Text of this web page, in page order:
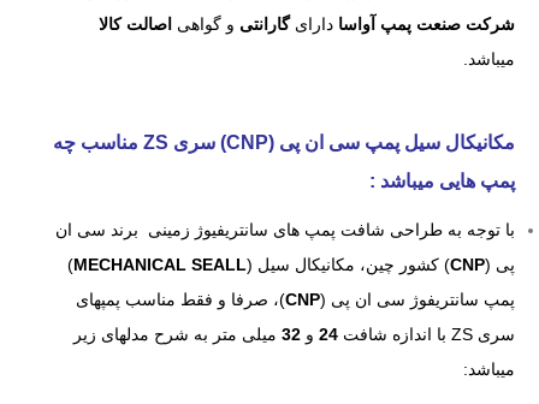
شرکت صنعت پمپ آواسا دارایگارانتی و گواهی اصالت کالا
میباشد.
مکانیکال سیل پمپ سی ان پی (CNP) سری ZS مناسب چه
پمپ هایی میباشد :
با توجه به طراحی شافت پمپ های سانتریفیوژ زمینی برند سی ان
پی (CNP) کشور چین، مکانیکال سیل (MECHANICAL SEALL
)
پمپ سانتریفوژ سی ان پی (CNP)، صرفا و فقط مناسب پمپهای
سری ZS با اندازه شافت
24 و 32 میلی متر به شرح مدلهای زیر
میباشد: